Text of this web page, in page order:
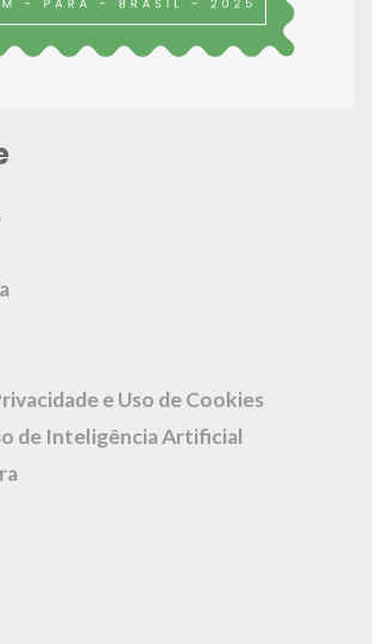
e Uso de Cookies
de Inteligência Artificial